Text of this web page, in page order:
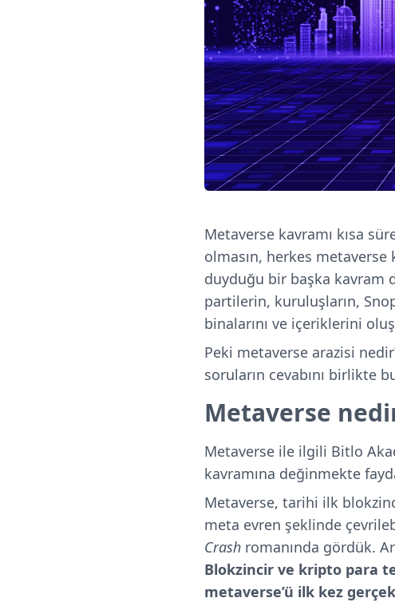
Metaverse kavramı kısa
olmasın, herkes metaverse
duyduğu bir başka kavram
partilerin, kuruluşların,
binalarını ve içeriklerini
Peki metaverse arazisi
soruların cevabını birlikte
Metaverse
Metaverse ile ilgili Bitlo
kavramına değinmekte
Metaverse, tarihi ilk
meta evren şeklinde
Crash romanında gördük.
Blokzincir ve kripto para
metaverse’ü ilk kez